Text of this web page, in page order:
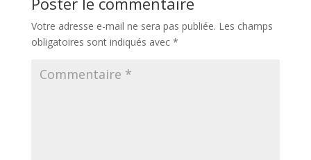
Votre adresse e-mail ne sera pas publiée. Les champs
obligatoires sont indiqués avec *